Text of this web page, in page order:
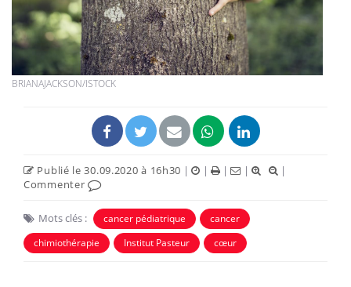
BRIANAJACKSON/ISTOCK
Publié le 30.09.2020 à 16h30 | | | |
|
Commenter
Mots clés : cancer pédiatrique
cancer
chimiothérapie
Institut Pasteur cœur